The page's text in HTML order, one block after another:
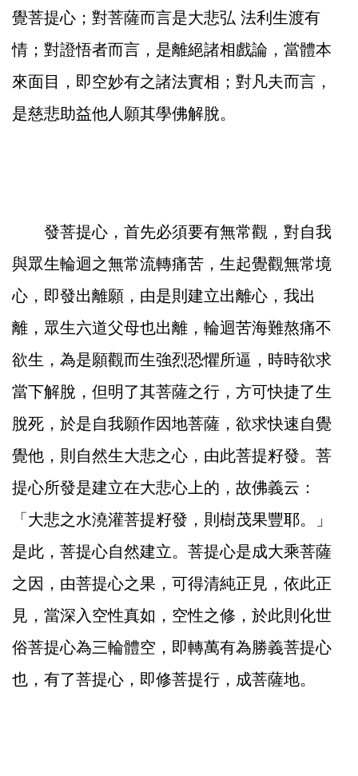
覺菩提心；對菩薩而言是大悲弘 法利生渡有
情；對證悟者而言，是離絕諸相戲論，當體本
來面目，即空妙有之諸法實相；對凡夫而言，
是慈悲助益他人願其學佛解脫。
發菩提心，首先必須要有無常觀，對自我
與眾生輪迴之無常流轉痛苦，生起覺觀無常境
心，即發出離願，由是則建立出離心，我出
離，眾生六道父母也出離，輪迴苦海難熬痛不
欲生，為是願觀而生強烈恐懼所逼，時時欲求
當下解脫，但明了其菩薩之行，方可快捷了生
脫死，於是自我願作因地菩薩，欲求快速自覺
覺他，則自然生大悲之心，由此菩提籽發。菩
提心所發是建立在大悲心上的，故佛義云：
「大悲之水澆灌菩提籽發，則樹茂果豐耶。」
是此，菩提心自然建立。菩提心是成大乘菩薩
之因，由菩提心之果，可得清純正見，依此正
見，當深入空性真如，空性之修，於此則化世
俗菩提心為三輪體空，即轉萬有為勝義菩提心
也，有了菩提心，即修菩提行，成菩薩地。